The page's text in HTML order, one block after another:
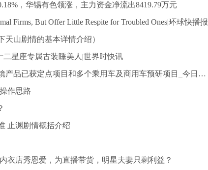
，华锡有色领涨，主力资金净流出8419.79万元
Firms, But Offer Little Respite for Troubled Ones|环球快播报
山剧情的基本详情介绍）
二星座专属古装睡美人|世界时快讯
品已获定点项目和多个乘用车及商用车预研项目_今日热议
作思路
止渊剧情概括介绍
衣店秀恩爱，为直播带货，明星夫妻只剩利益？